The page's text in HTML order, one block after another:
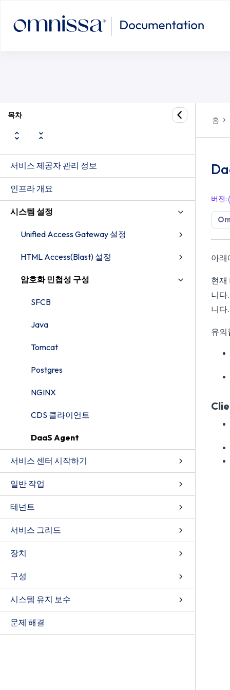
목차
서비스 제공자 관리 정보
인프라 개요
시스템 설정
Unified Access Gateway 설정
HTML Access(Blast) 설정
암호화 민첩성 구성
SFCB
Java
Tomcat
Postgres
NGINX
CDS 클라이언트
DaaS Agent
서비스 센터 시작하기
일반 작업
테넌트
서비스 그리드
장치
구성
시스템 유지 보수
문제 해결
홈
버전:
아래
현재
니다
니다.
유의